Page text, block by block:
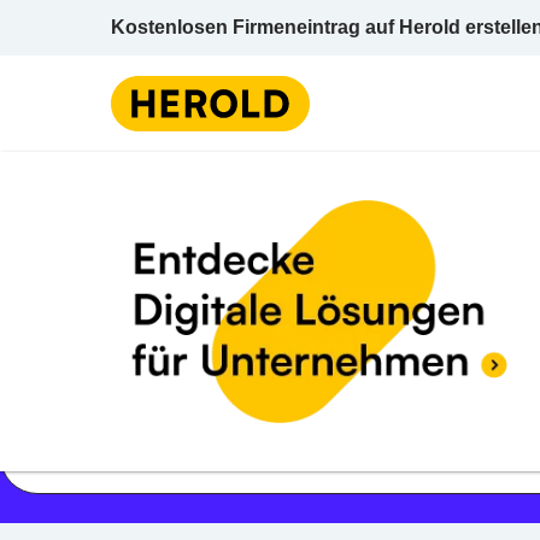
Kostenlosen Firmeneintrag auf Herold